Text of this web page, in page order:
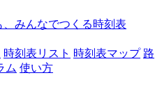
、みんなでつくる時刻表
時刻表リスト 時刻表マップ 路
ム 使い方